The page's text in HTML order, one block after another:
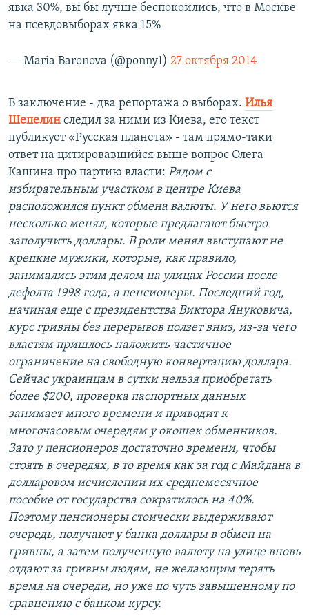
явка 30%, вы бы лучше беспокоились, что в Москве
на псевдовыборах явка 15%
— Maria Baronova (@ponny1) 27 октября 2014
В заключение - два репортажа о выборах. Илья
Шепелин следил за ними из Киева, его текст
публикует «Русская планета» - там прямо-таки
ответ на цитировавшийся выше вопрос Олега
Кашина про партию власти: Рядом с
избирательным участком в центре Киева
расположился пункт обмена валюты. У него вьются
несколько менял, которые предлагают быстро
заполучить доллары. В роли менял выступают не
крепкие мужики, которые, как правило,
занимались этим делом на улицах России после
дефолта 1998 года, а пенсионеры. Последний год,
начиная еще с президентства Виктора Януковича,
курс гривны без перерывов ползет вниз, из-за чего
властям пришлось наложить частичное
ограничение на свободную конвертацию доллара.
Сейчас украинцам в сутки нельзя приобретать
более $200, проверка паспортных данных
занимает много времени и приводит к
многочасовым очередям у окошек обменников.
Зато у пенсионеров достаточно времени, чтобы
стоять в очередях, в то время как за год с Майдана в
долларовом исчислении их среднемесячное
пособие от государства сократилось на 40%.
Поэтому пенсионеры стоически выдерживают
очередь, получают у банка доллары в обмен на
гривны, а затем полученную валюту на улице вновь
отдают за гривны людям, не желающим терять
время на очереди, но уже по чуть завышенному по
сравнению с банком курсу.